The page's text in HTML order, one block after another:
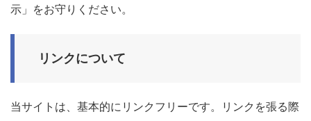
示」をお守りください。
リンクについて
当サイトは、基本的にリンクフリーです。リンクを張る際